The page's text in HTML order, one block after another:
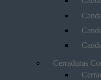
Cerraduras